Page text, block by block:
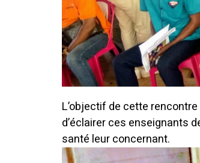
L’objectif de cette
d’éclairer ces enseignants
santé leur concernant.